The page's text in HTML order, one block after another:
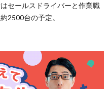
セールスドライバーと作業職
2500台の予定。